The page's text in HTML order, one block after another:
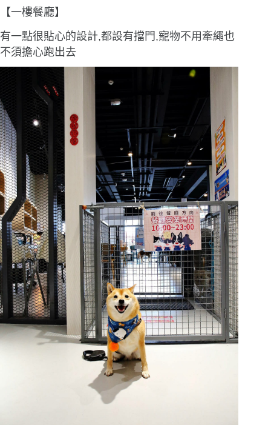
【一樓餐廳】
有一點很貼心的設計,都設有擋門,寵物不用牽繩也
不須擔心跑出去